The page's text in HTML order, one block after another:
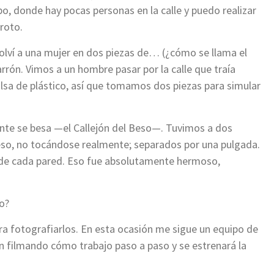
donde hay pocas personas en la calle y puedo realizar
a una mujer en dos piezas de… (¿cómo se llama el
Vimos a un hombre pasar por la calle que traía
de plástico, así que tomamos dos piezas para simular
se besa —el Callejón del Beso—. Tuvimos a dos
no tocándose realmente; separados por una pulgada.
cada pared. Eso fue absolutamente hermoso,
fotografiarlos. En esta ocasión me sigue un equipo de
cómo trabajo paso a paso y se estrenará la